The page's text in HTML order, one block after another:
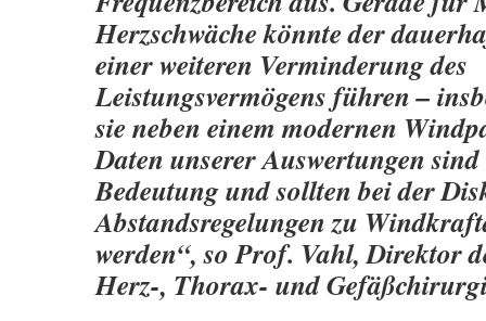
Herzschwäche könnte der
einer weiteren Verminderung des
Leistungsvermögens führen –
sie neben einem modernen
Daten unserer Auswertungen
Bedeutung und sollten bei der
Abstandsregelungen zu
werden“, so Prof. Vahl, Direktor
Herz-, Thorax- und